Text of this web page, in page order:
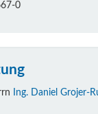
0
Ing. Daniel Grojer-